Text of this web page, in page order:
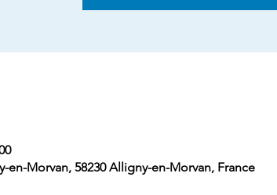
en-Morvan, 58230 Alligny-en-Morvan, France